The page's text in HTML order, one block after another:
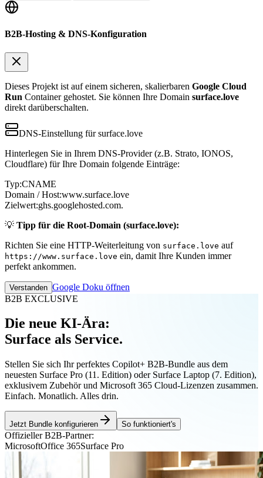
B2B-Hosting & DNS-Konfiguration
Dieses Projekt ist auf einem sicheren, skalierbaren Google Cloud
Run Container gehostet. Sie können Ihre Domain surface.love
direkt darüberschalten.
DNS-Einstellung für surface.love
Hinterlegen Sie in Ihrem DNS-Provider (z.B. Strato, IONOS,
Cloudflare) für Ihre Domain folgende Einträge:
Typ:CNAME
Domain / Host:www.surface.love
Zielwert:ghs.googlehosted.com.
💡 Tipp für die Root-Domain (surface.love):
Richten Sie eine HTTP-Weiterleitung von surface.love auf
https://www.surface.love ein, damit Ihre Kunden immer
perfekt ankommen.
Verstanden Google Doku öffnen
B2B EXCLUSIVE
Die neue KI-Ära:
Surface als Service.
Stellen Sie sich Ihr perfektes Copilot+ B2B-Bundle aus dem
neuesten Surface Pro (11. Edition) oder Surface Laptop (7. Edition),
exklusivem Zubehör und Microsoft 365 Cloud-Lizenzen zusammen.
Einfach. Monatlich. Alles drin.
Jetzt Bundle konfigurieren So funktioniert's
Offizieller B2B-Partner:
MicrosoftOffice 365Surface Pro